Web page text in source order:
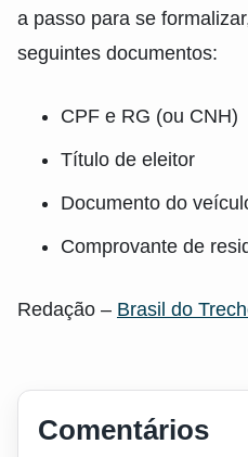
a passo para se
seguintes documentos:
CPF e RG (ou CNH)
Título de eleitor
Documento do
Comprovante de
Redação – Brasil do
Comentários